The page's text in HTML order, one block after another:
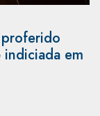
indiciada em